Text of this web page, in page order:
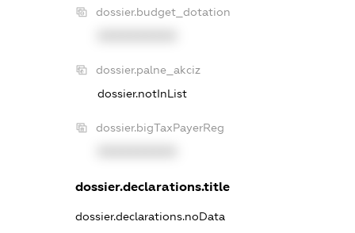
dossier.budget_dotation
dossier.palne_akciz
dossier.notInList
dossier.bigTaxPayerReg
dossier.declarations.title
dossier.declarations.noData